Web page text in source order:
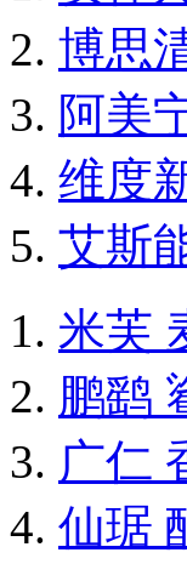
博思
阿美
维度
艾斯
米芙
鹏鹞
广仁
仙琚